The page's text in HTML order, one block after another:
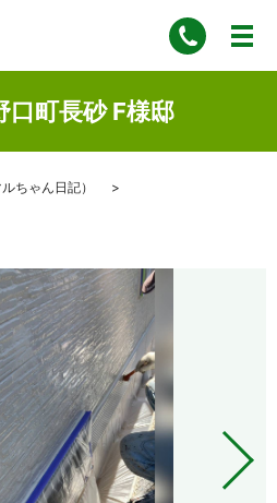
口町長砂 F様邸
ちゃん日記）